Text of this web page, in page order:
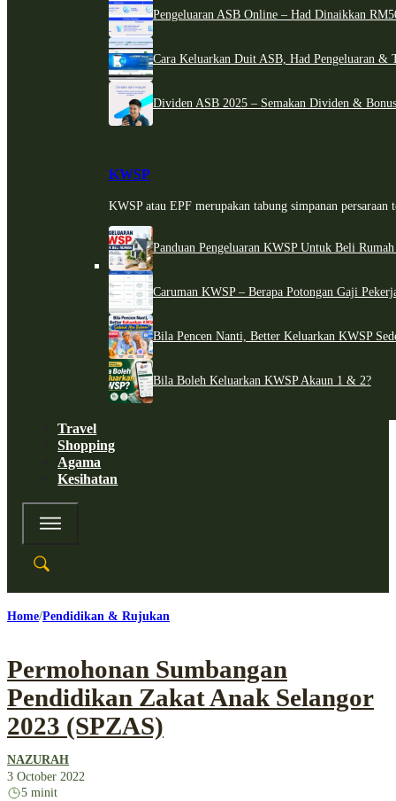
Pengeluaran ASB Online – Had Dinaikkan
Cara Keluarkan Duit ASB, Had Pengeluaran &
Dividen ASB 2025 – Semakan Dividen &
KWSP
KWSP atau EPF merupakan tabung simpanan persaraan
Panduan Pengeluaran KWSP Untuk Beli
Caruman KWSP – Berapa Potongan Gaji
Bila Pencen Nanti, Better Keluarkan KWSP
Bila Boleh Keluarkan KWSP Akaun 1 & 2?
Travel
Shopping
Agama
Kesihatan
Home Pendidikan & Rujukan
Permohonan Sumbangan
Pendidikan Zakat Anak Selangor
2023 (SPZAS)
NAZURAH
3 October 2022
5 minit